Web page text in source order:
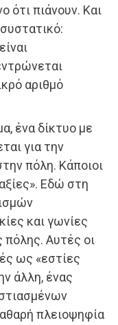
ότι πιάνουν. Και
αριθμό
ένα δίκτυο με
για την
πόλη. Κάποιοι
Εδώ στη
και γωνίες
πόλης. Αυτές οι
ως «εστίες
άλλη, ένας
πλειοψηφία